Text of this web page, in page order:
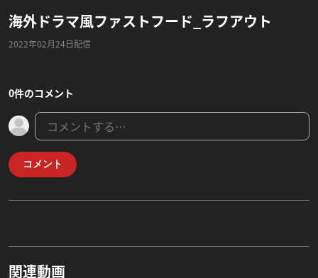
海外ドラマ風ファストフード_ラフアウト
2022年02月24日配信
0件のコメント
コメント
関連動画